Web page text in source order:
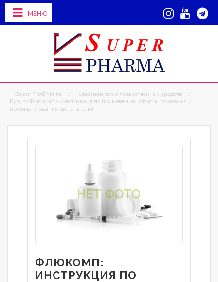
МЕНЮ
Super-PHARMA.ru / Классификатор лекарственных средств
/
Купить Флюкомп – Инструкция по применению, отзывы, показания и
противопоказания, цена, аналог
ФЛЮКОМП:
ИНСТРУКЦИЯ ПО